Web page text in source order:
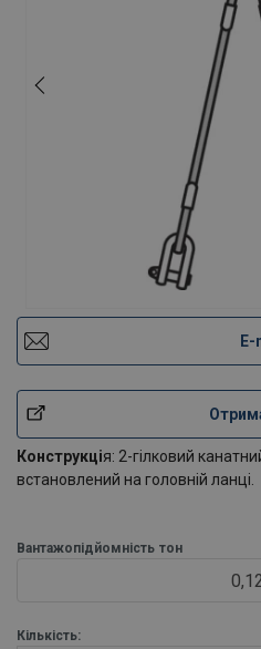
E-
Конструкція: 2-гілковий
встановлений на головній ланці.
Вантажопідйомність тон
Кількість: